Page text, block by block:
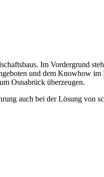
Im Vordergrund
und dem Knowhow
Osnabrück überzeugen.
auch bei der Lösung von